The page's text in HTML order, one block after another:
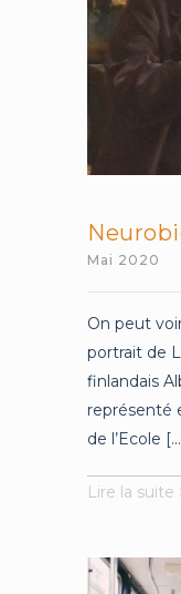
Mai 2020
On peut
portrait de
finlandais
représenté
de l’Ecole
Lire la suite